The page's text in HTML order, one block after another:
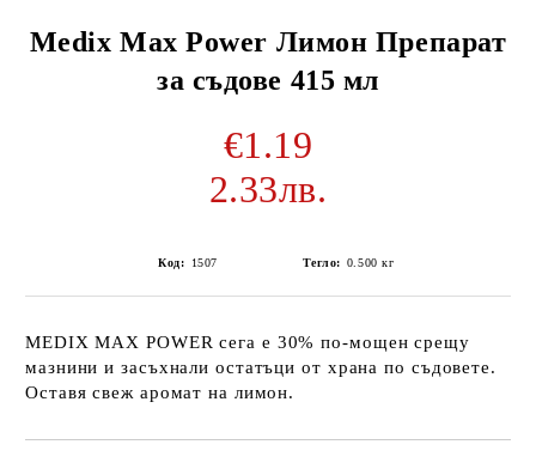
Medix Max Power Лимон Препарат
за съдове 415 мл
€1.19
2.33лв.
Код: 1507 Тегло: 0.500 кг
MEDIX MAX POWER сега е 30% по-мощен срещу
мазнини и засъхнали остатъци от храна по съдовете.
Оставя свеж аромат на лимон.